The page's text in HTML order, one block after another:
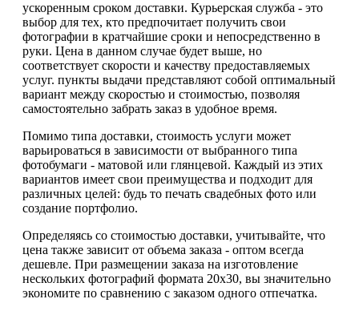
ускоренным сроком доставки. Курьерская служба - это
выбор для тех, кто предпочитает получить свои
фотографии в кратчайшие сроки и непосредственно в
руки. Цена в данном случае будет выше, но
соответствует скорости и качеству предоставляемых
услуг. пункты выдачи представляют собой оптимальный
вариант между скоростью и стоимостью, позволяя
самостоятельно забрать заказ в удобное время.
Помимо типа доставки, стоимость услуги может
варьироваться в зависимости от выбранного типа
фотобумаги - матовой или глянцевой. Каждый из этих
вариантов имеет свои преимущества и подходит для
различных целей: будь то печать свадебных фото или
создание портфолио.
Определяясь со стоимостью доставки, учитывайте, что
цена также зависит от объема заказа - оптом всегда
дешевле. При размещении заказа на изготовление
нескольких фотографий формата 20х30, вы значительно
экономите по сравнению с заказом одного отпечатка.